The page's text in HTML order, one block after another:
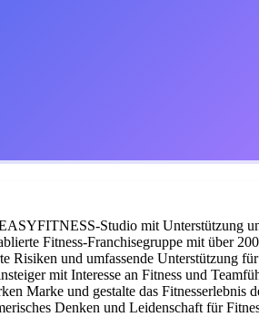
Studio mit Unterstützung
Fitness-Franchisegruppe mit über
Risiken und umfassende Unterstützung
mit Interesse an Fitness und
Marke und gestalte das Fitnesserlebnis
Denken und Leidenschaft für